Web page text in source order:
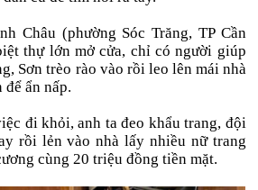
Châu (phường Sóc Trăng, TP Cần
thự lớn mở cửa, chỉ có người giúp
Sơn trèo rào vào rồi leo lên mái nhà
ẩn nấp.
đi khỏi, anh ta đeo khẩu trang, đội
rồi lẻn vào nhà lấy nhiều nữ trang
cùng 20 triệu đồng tiền mặt.